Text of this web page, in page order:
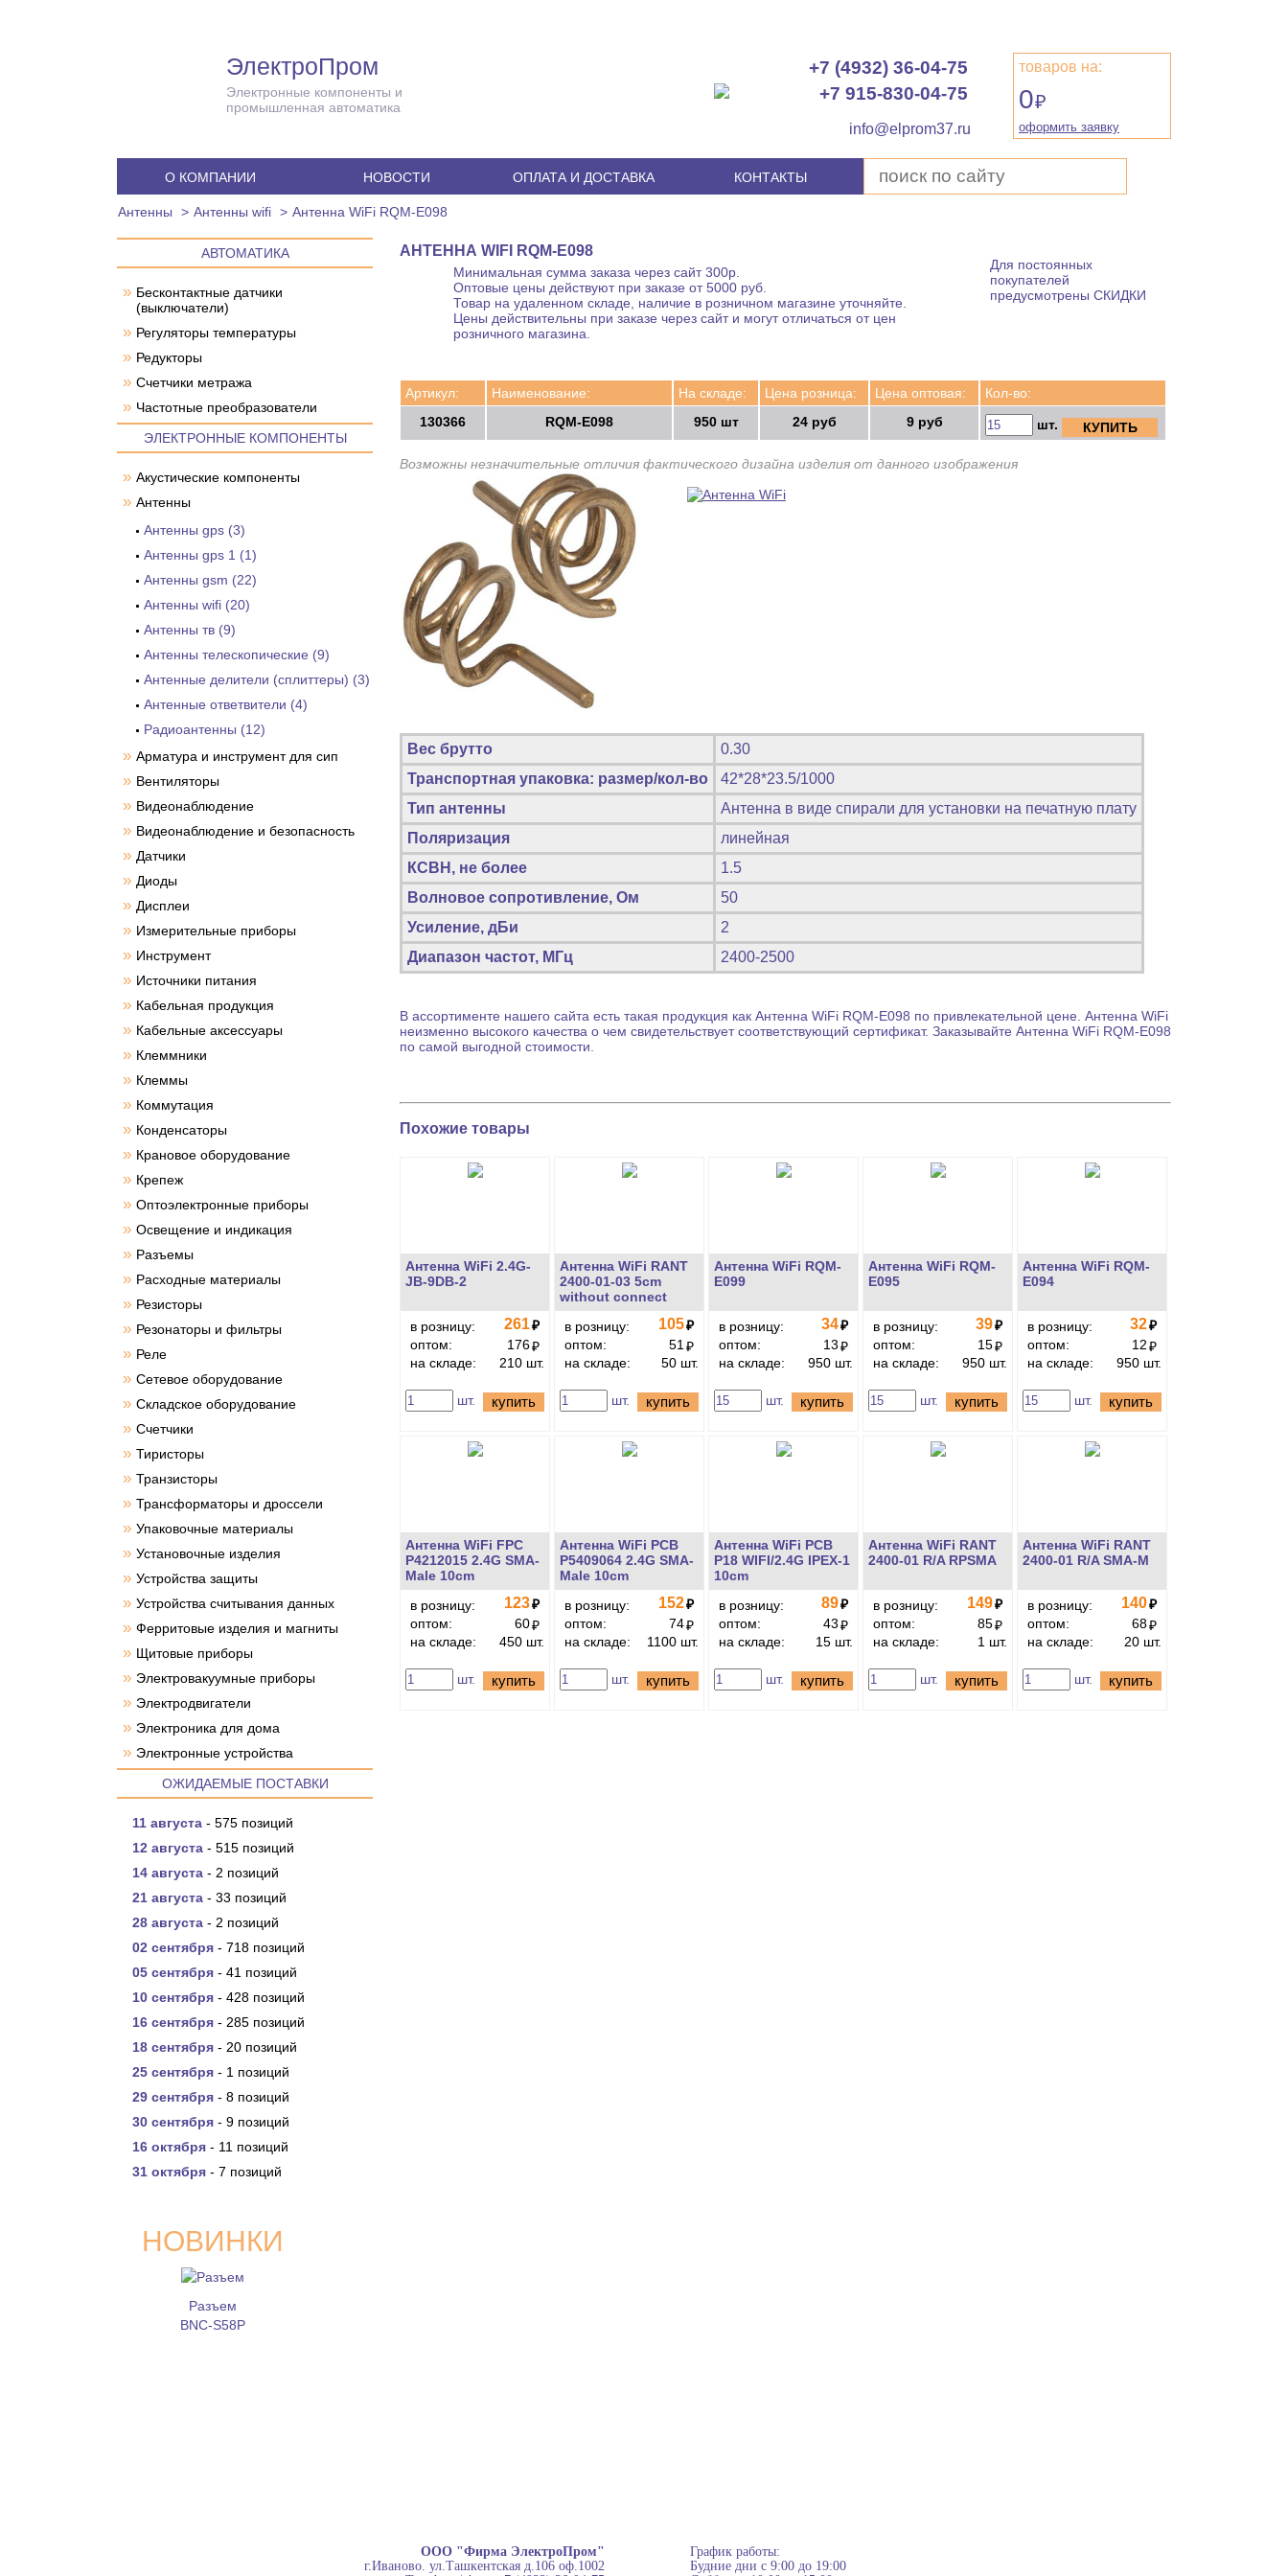
ЭлектроПром
Электронные компоненты и
промышленная автоматика
+7 (4932) 36-04-75
+7 915-830-04-75
info@elprom37.ru
товаров на:
0₽
оформить заявку
О КОМПАНИИ НОВОСТИ ОПЛАТА И ДОСТАВКА КОНТАКТЫ
Антенны Антенны wifi Антенна WiFi RQM-E098
АВТОМАТИКА
» Бесконтактные датчики
(выключатели)
» Регуляторы температуры
» Редукторы
» Счетчики метража
» Частотные преобразователи
ЭЛЕКТРОННЫЕ КОМПОНЕНТЫ
» Акустические компоненты
» Антенны
Антенны gps (3)
Антенны gps 1 (1)
Антенны gsm (22)
Антенны wifi (20)
Антенны тв (9)
Антенны телескопические (9)
Антенные делители (сплиттеры) (3)
Антенные ответвители (4)
Радиоантенны (12)
» Арматура и инструмент для сип
» Вентиляторы
» Видеонаблюдение
» Видеонаблюдение и безопасность
» Датчики
» Диоды
» Дисплеи
» Измерительные приборы
» Инструмент
» Источники питания
» Кабельная продукция
» Кабельные аксессуары
» Клеммники
» Клеммы
» Коммутация
» Конденсаторы
» Крановое оборудование
» Крепеж
» Оптоэлектронные приборы
» Освещение и индикация
» Разъемы
» Расходные материалы
» Резисторы
» Резонаторы и фильтры
» Реле
» Сетевое оборудование
» Складское оборудование
» Счетчики
» Тиристоры
» Транзисторы
» Трансформаторы и дроссели
» Упаковочные материалы
» Установочные изделия
» Устройства защиты
» Устройства считывания данных
» Ферритовые изделия и магниты
» Щитовые приборы
» Электровакуумные приборы
» Электродвигатели
» Электроника для дома
» Электронные устройства
ОЖИДАЕМЫЕ ПОСТАВКИ
11 августа - 575 позиций
12 августа - 515 позиций
14 августа - 2 позиций
21 августа - 33 позиций
28 августа - 2 позиций
02 сентября - 718 позиций
05 сентября - 41 позиций
10 сентября - 428 позиций
16 сентября - 285 позиций
18 сентября - 20 позиций
25 сентября - 1 позиций
29 сентября - 8 позиций
30 сентября - 9 позиций
16 октября - 11 позиций
31 октября - 7 позиций
НОВИНКИ
Разъем
BNC-S58P
АНТЕННА WIFI RQM-E098
Минимальная сумма заказа через сайт 300р.
Оптовые цены действуют при заказе от 5000 руб.
Товар на удаленном складе, наличие в розничном магазине уточняйте.
Цены действительны при заказе через сайт и могут отличаться от цен
розничного магазина.
Для постоянных
покупателей
предусмотрены СКИДКИ
Артикул:
130366
Наименование:
RQM-E098
На складе:
950 шт
Цена розница:
24 руб
Цена оптовая:
9 руб
Кол-во:
шт. КУПИТЬ
Возможны незначительные отличия фактического дизайна изделия от данного изображения
Вес брутто
0.30
Транспортная упаковка: размер/кол-во
42*28*23.5/1000
Тип антенны
Антенна в виде спирали для установки на печатную плату
Поляризация
линейная
КСВН, не более
1.5
Волновое сопротивление, Ом
50
Усиление, дБи
2
Диапазон частот, МГц
2400-2500
В ассортименте нашего сайта есть такая продукция как Антенна WiFi RQM-E098 по привлекательной цене. Антенна WiFi
неизменно высокого качества о чем свидетельствует соответствующий сертификат. Заказывайте Антенна WiFi RQM-E098
по самой выгодной стоимости.
Похожие товары
Антенна WiFi 2.4G-
JB-9DB-2
в розницу: 261₽
оптом:
176₽
на складе:
210 шт.
шт. купить
Антенна WiFi RANT
2400-01-03 5cm
without connect
в розницу:
105₽
оптом:
51 ₽
на складе:
50 шт.
шт. купить
Антенна WiFi RQM-
E099
в розницу: 34₽
оптом:
13₽
на складе:
950 шт.
шт. купить
Антенна WiFi RQM-
E095
в розницу: 39₽
оптом:
15₽
на складе:
950 шт.
шт. купить
Антенна WiFi RQM-
E094
в розницу: 32₽
оптом:
12₽
на складе:
950 шт.
шт. купить
Антенна WiFi FPC
P4212015 2.4G SMA-
Male 10cm
в розницу:
123₽
оптом:
60₽
на складе:
450 шт.
шт. купить
Антенна WiFi PCB
P5409064 2.4G SMA-
Male 10cm
в розницу:
152₽
оптом:
74₽
на складе:
1100 шт.
шт. купить
Антенна WiFi PCB
P18 WIFI/2.4G IPEX-1
10cm
в розницу:
89₽
оптом:
43₽
на складе:
15 шт.
шт. купить
Антенна WiFi RANT
2400-01 R/A RPSMA
в розницу: 149₽
оптом:
85₽
на складе:
1 шт.
шт. купить
Антенна WiFi RANT
2400-01 R/A SMA-M
в розницу: 140₽
оптом:
68₽
на складе:
20 шт.
шт. купить
ООО "Фирма ЭлектроПром"
г.Иваново. ул.Ташкентская д.106 оф.1002
График работы:
Будние дни с 9:00 до 19:00